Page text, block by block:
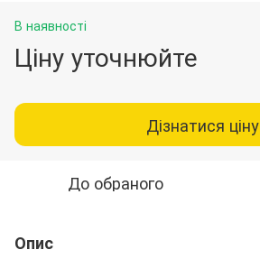
В наявності
Ціну уточнюйте
Дізнатися ціну
До обраного
Опис